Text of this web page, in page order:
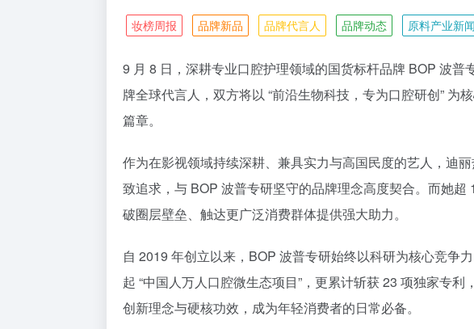
妆榜周报 品牌新品 品牌代言人 品牌动态 原料产业新闻
9 月 8 日，深耕专业口腔护理领域的国货标杆品牌 BOP 波普
牌全球代言人，双方将以 “前沿生物科技，专为口腔研创” 为
篇章。
作为在影视领域持续深耕、兼具实力与高国民度的艺人，迪
致追求，与 BOP 波普专研坚守的品牌理念高度契合。而她
破圈层壁垒、触达更广泛消费群体提供强大助力。
自 2019 年创立以来，BOP 波普专研始终以科研为核心竞争
起 “中国人万人口腔微生态项目”，更累计斩获 23 项独家专利
创新理念与硬核功效，成为年轻消费者的日常必备。